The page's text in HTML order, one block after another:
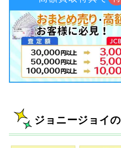
ジョニージョイの